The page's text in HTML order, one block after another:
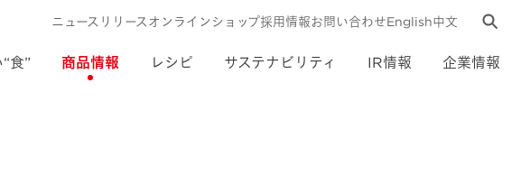
食” 商品情報 レシピ サステナビリティ IR情報 企業情報
ニュースリリースオンラインショップ採用情報お問い合わせEnglish中文